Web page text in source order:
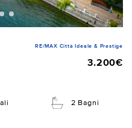
RE/MAX Città Ideale & Prestige
3.200€
2 Bagni